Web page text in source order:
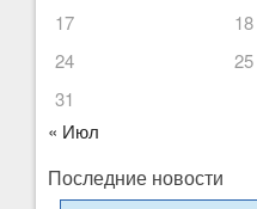
17 18
24
25
31
« Июл
Последние новости